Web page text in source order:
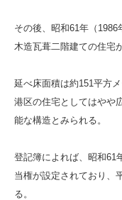
その後、昭和61年（
木造瓦葺二階建ての住宅
延べ床面積は約151平方
港区の住宅としてはやや
能な構造とみられる。
登記簿によれば、昭和61
当権が設定されており、
る。